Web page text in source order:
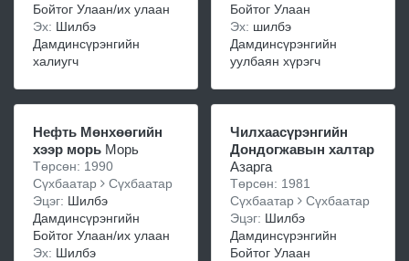
Бойтог Улаан/их улаан
Эх: Шилбэ
Дамдинсүрэнгийн
халиугч
Нефть Мөнхөөгийн
хээр морь Морь
Төрсөн: 1990
Сүхбаатар
Сүхбаатар
Эцэг: Шилбэ
Дамдинсүрэнгийн
Бойтог Улаан/их улаан
Эх: Шилбэ
Бойтог Улаан
Эх: шилбэ
Дамдинсүрэнгийн
уулбаян хүрэгч
Чилхаасүрэнгийн
Дондогжавын халтар
Азарга
Төрсөн: 1981
Сүхбаатар
Сүхбаатар
Эцэг: Шилбэ
Дамдинсүрэнгийн
Бойтог Улаан